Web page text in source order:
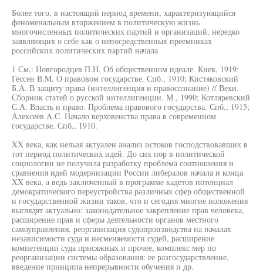
Более того, в настоящий период времени, характеризующийся
феноменальным вторжением в политическую жизнь
многочисленных политических партий и организаций, нередко
заявляющих о себе как о непосредственных преемниках
российских политических партий начала
1 См.: Новгородцев П.Н. Об общественном идеале. Киев, 1919;
Гессен В.М. О правовом государстве. Спб., 1910; Кистяковский
Б.А. В защиту права (интеллигенция и правосознание) // Вехи.
Сборник статей о русской интеллигенции. М., 1990; Котляревский
С.А. Власть и право. Проблема правового государства. Спб., 1915;
Алексеев A.C. Начало верховенства права в современном
государстве. Спб., 1910.
XX века, как нельзя актуален анализ истоков господствовавших в
тот период политических идей. До сих пор в политической
социологии не получила разработку проблема соотношения и
сравнения идей модернизации России либералов начала и конца
XX века, а ведь заключенный в программе кадетов потенциал
демократического переустройства различных сфер общественной
и государственной жизни таков, что и сегодня многие положения
выглядят актуально: законодательное закрепление прав человека,
расширение прав и сферы деятельности органов местного
самоуправления, реорганизация судопроизводства на началах
независимости суда и несменяемости судей, расширение
компетенции суда присяжных и прочее, комплекс мер по
реорганизации системы образования: ее разгосударствление,
введение принципа непрерывности обучения и др.